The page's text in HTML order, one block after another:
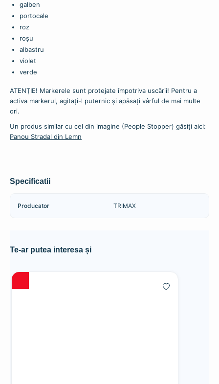
galben
portocale
roz
roșu
albastru
violet
verde
ATENȚIE! Markerele sunt protejate împotriva uscării! Pentru a
activa markerul, agitați-l puternic și apăsați vârful de mai multe
ori.
Un produs similar cu cel din imagine (People Stopper) găsiți aici:
Panou Stradal din Lemn
Specificatii
Producator TRIMAX
Te-ar putea interesa și